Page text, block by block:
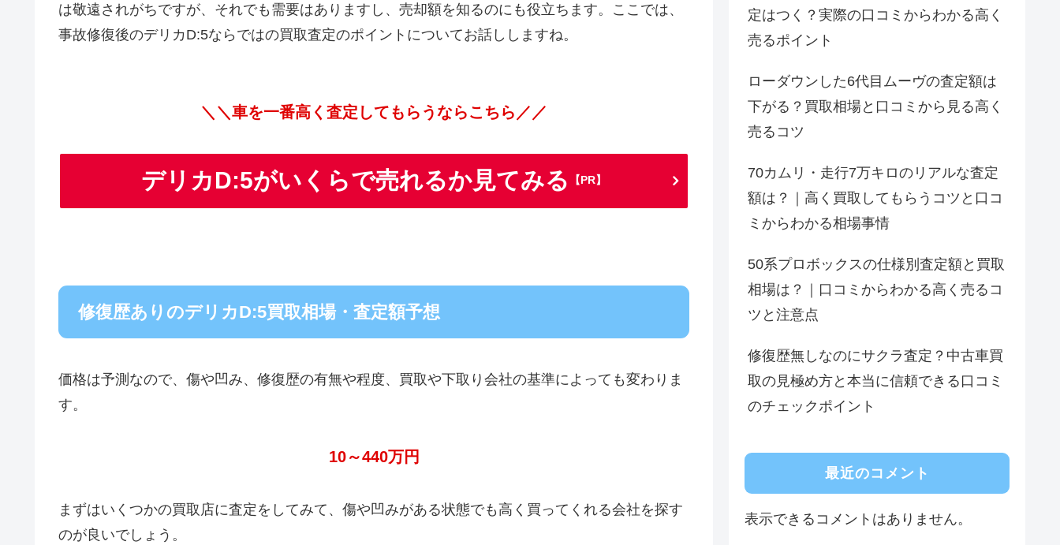
は敬遠されがちですが、それでも需要はありますし、売却額を知るのにも役立ちます。ここでは、
事故修復後のデリカD:5ならではの買取査定のポイントについてお話ししますね。
＼＼車を一番高く査定してもらうならこちら／／
デリカD:5がいくらで売れるか見てみる 【PR】
修復歴ありのデリカD:5買取相場・査定額予想
価格は予測なので、傷や凹み、修復歴の有無や程度、買取や下取り会社の基準によっても変わりま
す。
10～440万円
まずはいくつかの買取店に査定をしてみて、傷や凹みがある状態でも高く買ってくれる会社を探す
のが良いでしょう。
定はつく？実際の口コミからわかる高く
売るポイント
ローダウンした6代目ムーヴの査定額は
下がる？買取相場と口コミから見る高く
売るコツ
70カムリ・走行7万キロのリアルな査定
額は？｜高く買取してもらうコツと口コ
ミからわかる相場事情
50系プロボックスの仕様別査定額と買取
相場は？｜口コミからわかる高く売るコ
ツと注意点
修復歴無しなのにサクラ査定？中古車買
取の見極め方と本当に信頼できる口コミ
のチェックポイント
最近のコメント
表示できるコメントはありません。